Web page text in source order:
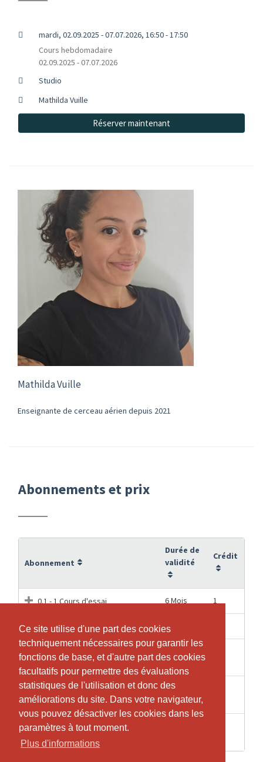
Ce site utilise d'une part des cookies
techniquement nécessaires pour garantir les
fonctions de base, et d'autre part des cookies
facultatifs pour permettre des évaluations
statistiques de l'utilisation et donc des
améliorations du site. Dans votre navigateur,
vous pouvez désactiver les cookies dans les
paramètres à tout moment.
Plus d'informations
Ce site utilise d'une part des cookies
techniquement nécessaires pour garantir les
fonctions de base, et d'autre part des cookies
facultatifs pour permettre des évaluations
statistiques de l'utilisation et donc des
améliorations du site. Dans votre navigateur,
vous pouvez désactiver les cookies dans les
paramètres à tout moment.
Plus d'informations
mardi, 02.09.2025 - 07.07.2026, 16:50 - 17:50
Cours hebdomadaire
02.09.2025 - 07.07.2026
Studio
Mathilda Vuille
Réserver maintenant
Mathilda Vuille
Enseignante de cerceau aérien depuis 2021
Abonnements et prix
Abonnement
Durée de
validité
Crédit
0.1 - 1 Cours d'essai 6 Mois 1
1 Cours KIDS AIRA 3 Mois
KIDS AIRA - 1x/semaine (1 mois)
Semaines
KIDS AIRA - 1x/semaine (à
l'année)
04.07.2027
KIDS AIRA - 2x/semaine (à
l'année)